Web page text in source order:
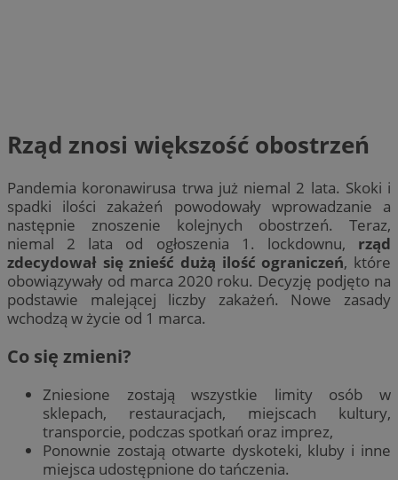
Rząd znosi większość obostrzeń
Pandemia koronawirusa trwa już niemal 2 lata. Skoki i
spadki ilości zakażeń powodowały wprowadzanie a
następnie znoszenie kolejnych obostrzeń. Teraz,
niemal 2 lata od ogłoszenia 1. lockdownu, rząd
zdecydował się znieść dużą ilość ograniczeń, które
obowiązywały od marca 2020 roku. Decyzję podjęto na
podstawie malejącej liczby zakażeń. Nowe zasady
wchodzą w życie od 1 marca.
Co się zmieni?
Zniesione zostają wszystkie limity osób w
sklepach, restauracjach, miejscach kultury,
transporcie, podczas spotkań oraz imprez,
Ponownie zostają otwarte dyskoteki, kluby i inne
miejsca udostępnione do tańczenia.